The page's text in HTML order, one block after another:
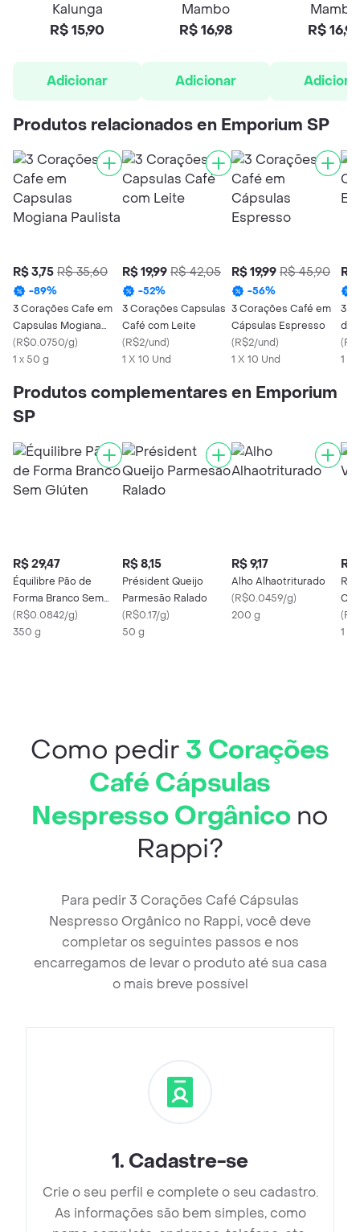
Kalunga
R$ 15,90
Adicionar
Mambo
R$ 16,98
Adicionar
Mambo
R$
Produtos relacionados en Emporium SP
R$ 3,75 R$ 35,60
-89%
3 Corações Cafe em
Capsulas Mogiana
Paulista
(R$0.0750/g)
1 x 50 g
R$ 19,99 R$ 42,05
-52%
3 Corações Capsulas
Café com Leite
(R$2/und)
1 X 10 Und
R$ 19,99 R$ 45,90
-56%
3 Corações Café em
Cápsulas Espresso
(R$2/und)
1 X 10 Und
R$
3
de
(
1 X
Produtos complementares en Emporium
SP
R$ 29,47
Équilibre Pão de
Forma Branco Sem
Glúten
(R$0.0842/g)
350 g
R$ 8,15
Président Queijo
Parmesão Ralado
(R$0.17/g)
50 g
R$ 9,17
Alho Alhaotriturado
(R$0.0459/g)
200 g
R$
(
1 X
Como pedir3 Corações
Café Cápsulas
Nespresso Orgânicono
Rappi?
Para pedir 3 Corações Café Cápsulas
Nespresso Orgânico no Rappi, você deve
completar os seguintes passos e nos
encarregamos de levar o produto até sua casa
o mais breve possível
1. Cadastre-se
Crie o seu perfil e complete o seu cadastro.
As informações são bem simples, como